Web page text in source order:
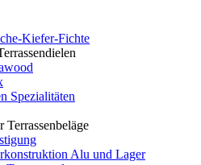
Kiefer-Fichte
Spezialitäten
Terrassenbeläge
Alu und Lager